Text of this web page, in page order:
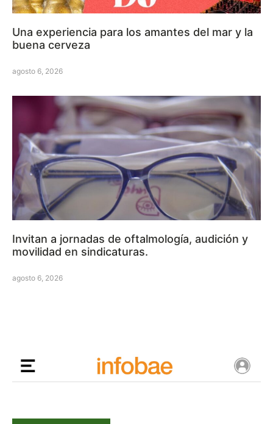
Una experiencia para los amantes del mar y la
buena cerveza
agosto 6, 2026
Invitan a jornadas de oftalmología, audición y
movilidad en sindicaturas.
agosto 6, 2026